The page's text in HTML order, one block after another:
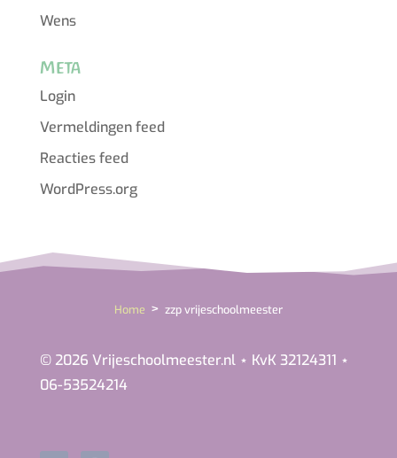
Wens
Meta
Login
Vermeldingen feed
Reacties feed
WordPress.org
Home > zzp vrijeschoolmeester
© 2026 Vrijeschoolmeester.nl ⋆ KvK 32124311 ⋆
06-53524214